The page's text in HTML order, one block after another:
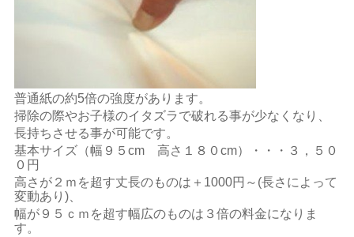
普通紙の約5倍の強度があります。
掃除の際やお子様のイタズラで破れる事が少なくなり、
長持ちさせる事が可能です。
基本サイズ（幅９５cm 高さ１８０cm）・・・３，５０
０円
高さが２ｍを超す丈長のものは＋1000円～(長さによって
変動あり)、
幅が９５ｃｍを超す幅広のものは３倍の料金になりま
す。